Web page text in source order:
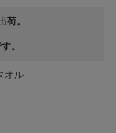
荷。
。
オル